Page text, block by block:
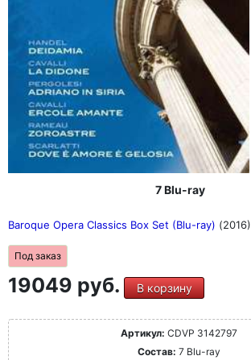
7 Blu-ray
Baroque Opera Classics Box Set (Blu-ray) (2016)
Под заказ
19049 руб. В корзину
Артикул: CDVP 3142797
Состав: 7 Blu-ray